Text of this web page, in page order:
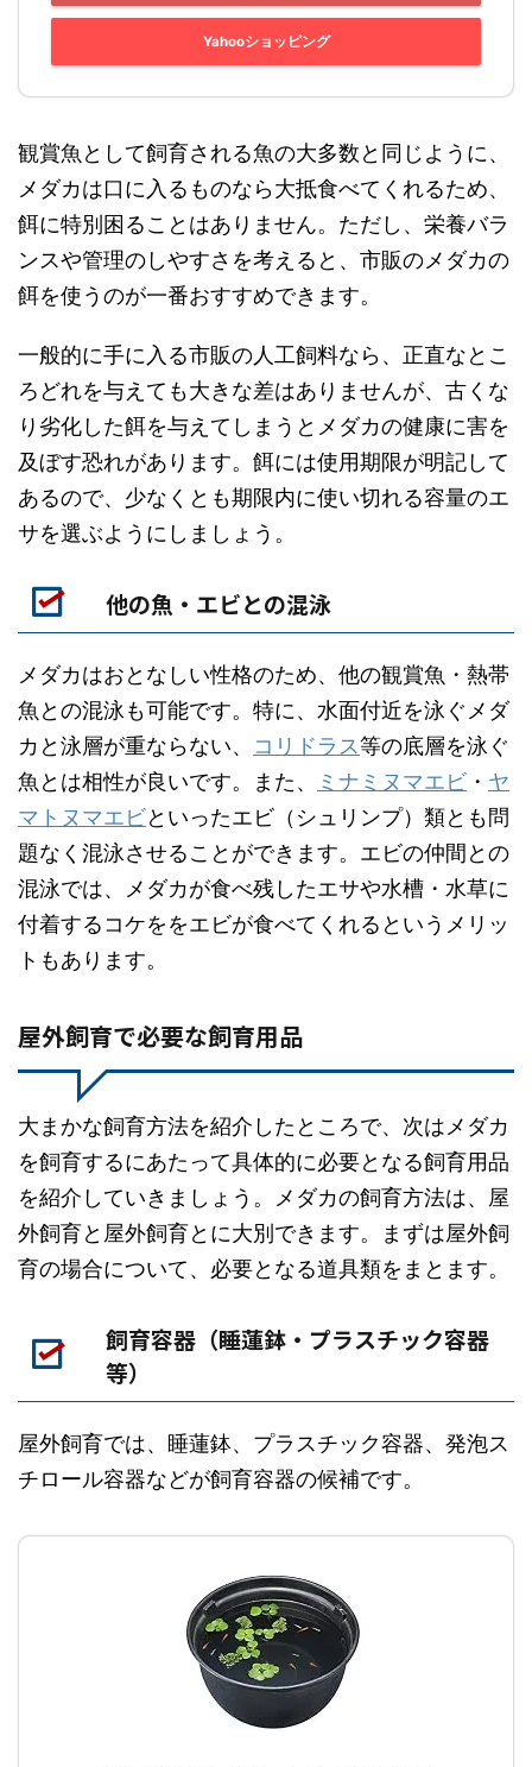
Yahooショッピング
観賞魚として飼育される魚の大多数と同じように、
メダカは口に入るものなら大抵食べてくれるため、
餌に特別困ることはありません。ただし、栄養バラ
ンスや管理のしやすさを考えると、市販のメダカの
餌を使うのが一番おすすめできます。
一般的に手に入る市販の人工飼料なら、正直なとこ
ろどれを与えても大きな差はありませんが、古くな
り劣化した餌を与えてしまうとメダカの健康に害を
及ぼす恐れがあります。餌には使用期限が明記して
あるので、少なくとも期限内に使い切れる容量のエ
サを選ぶようにしましょう。
他の魚・エビとの混泳
メダカはおとなしい性格のため、他の観賞魚・熱帯
魚との混泳も可能です。特に、水面付近を泳ぐメダ
カと泳層が重ならない、 コリドラス等の底層を泳ぐ
魚とは相性が良いです。また、
ミナミヌマエビ ・ ヤ
マトヌマエビといったエビ（シュリンプ）類とも問
題なく混泳させることができます。エビの仲間との
混泳では、メダカが食べ残したエサや水槽・水草に
付着するコケををエビが食べてくれるというメリッ
トもあります。
屋外飼育で必要な飼育用品
大まかな飼育方法を紹介したところで、次はメダカ
を飼育するにあたって具体的に必要となる飼育用品
を紹介していきましょう。メダカの飼育方法は、屋
外飼育と屋外飼育とに大別できます。まずは屋外飼
育の場合について、必要となる道具類をまとます。
飼育容器（睡蓮鉢・プラスチック容器
等）
屋外飼育では、睡蓮鉢、プラスチック容器、発泡ス
チロール容器などが飼育容器の候補です。